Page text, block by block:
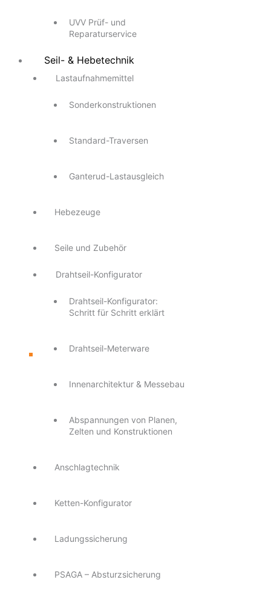
UVV Prüf- und
Reparaturservice
Seil- & Hebetechnik
Lastaufnahmemittel
Sonderkonstruktionen
Standard-Traversen
Ganterud-Lastausgleich
Hebezeuge
Seile und Zubehör
Drahtseil-Konfigurator
Drahtseil-Konfigurator:
Schritt für Schritt erklärt
Drahtseil-Meterware
Innenarchitektur & Messebau
Abspannungen von Planen,
Zelten und Konstruktionen
Anschlagtechnik
Ketten-Konfigurator
Ladungssicherung
PSAGA – Absturzsicherung